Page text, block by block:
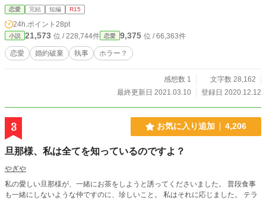
く一緒に居た、元婚約者でした。
恋愛 完結 短編 R15
24h.ポイント 28pt
小説 21,573 位 / 228,744件 恋愛 9,375 位 / 66,363件
恋愛 婚約破棄 執事 ホラー？
感想数 1
文字数 28,162
最終更新日 2021.03.10
登録日 2020.12.12
3 お気に入り追加 4,206
旦那様、私は全てを知っているのですよ？
やぎや
私の愛しい旦那様が、一緒にお茶をしようと誘ってくださいました。 普段食事
も一緒にしないような仲ですのに、珍しいこと。 私はそれに応じました。 テラ